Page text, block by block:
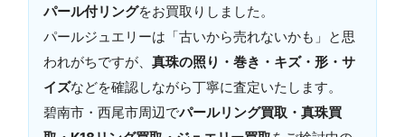
パール付リングをお買取りしました。
パールジュエリーは「古いから売れないかも」と思
われがちですが、 真珠の照り・巻き・キズ・形・サ
イズなどを確認しながら丁寧に査定いたします。
碧南市・西尾市周辺でパールリング買取・真珠買